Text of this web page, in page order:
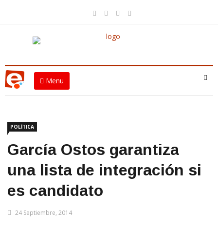
Menu
POLÍTICA
García Ostos garantiza
una lista de integración si
es candidato
24 Septiembre, 2014